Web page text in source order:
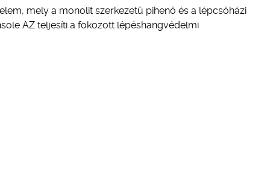
mely a monolit szerkezetű pihenő és a lépcsőházi
AZ teljesíti a fokozott lépéshangvédelmi